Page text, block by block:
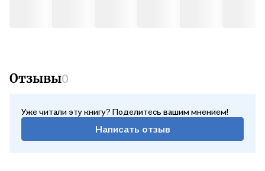
Отзывы0
Уже читали эту книгу? Поделитесь вашим мнением!
Написать отзыв